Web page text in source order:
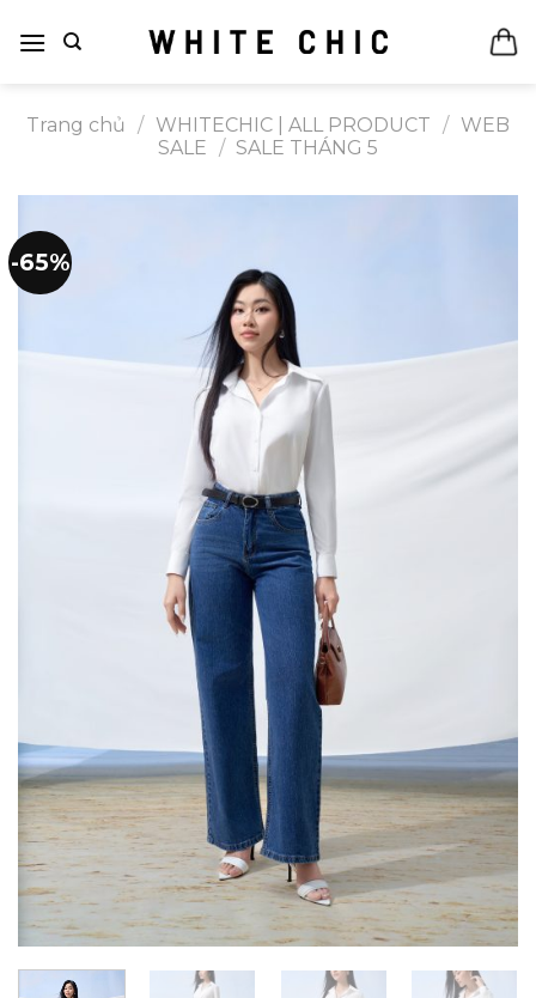
qua
Trang chủ
/ WHITECHIC | ALL PRODUCT / WEB
SALE / SALE THÁNG 5
-65%